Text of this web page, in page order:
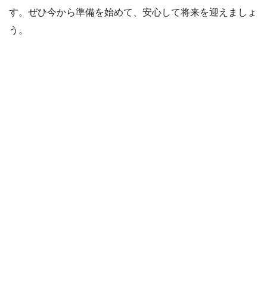
す。ぜひ今から準備を始めて、安心して将来を迎えましょ
う。